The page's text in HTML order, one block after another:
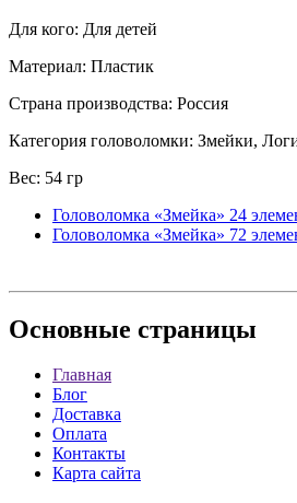
Для кого: Для детей
Материал: Пластик
Страна производства: Россия
Категория головоломки: Змейки,
Вес: 54 гр
Головоломка «Змейка» 24
Головоломка «Змейка» 72
Основные страницы
Главная
Блог
Доставка
Оплата
Контакты
Карта сайта